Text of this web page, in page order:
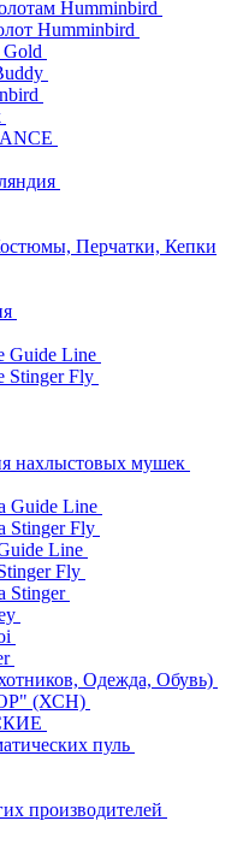
Humminbird
Humminbird
Перчатки, Кепки
Guide Line
Stinger Fly
нахлыстовых мушек
Guide Line
Stinger Fly
Line
Fly
Stinger
Одежда, Обувь)
(ХСН)
пуль
производителей